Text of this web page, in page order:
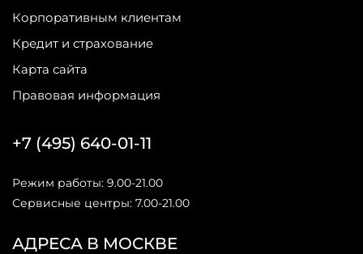
Корпоративным клиентам
Кредит и страхование
Карта сайта
Правовая информация
АДРЕСА В МОСКВЕ
+7 (495) 640-01-11
Режим работы: 9.00-21.00
Сервисные центры: 7.00-21.00